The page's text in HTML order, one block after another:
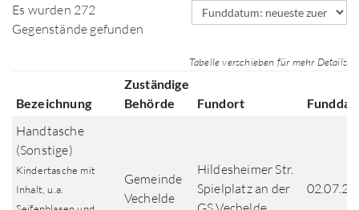
Es wurden 272
Gegenstände gefunden
Sortierfeld
Tabelle verschieben für mehr Details
Bezeichnung
Zuständige
Behörde
Fundort
Handtasche
(Sonstige)
Kindertasche mit
Inhalt, u.a.
Gemeinde
Vechelde
Hildesheimer Str.
Spielplatz an der